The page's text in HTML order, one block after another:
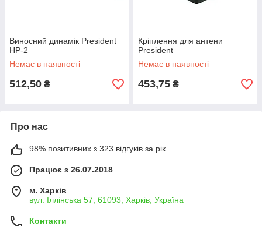
Виносний динамік President
HP-2
Немає в наявності
512,50 ₴
Кріплення для антени
President
Немає в наявності
453,75 ₴
Про нас
98% позитивних з 323 відгуків за рік
Працює з 26.07.2018
м. Харків
вул. Іллінська 57, 61093, Харків, Україна
Контакти